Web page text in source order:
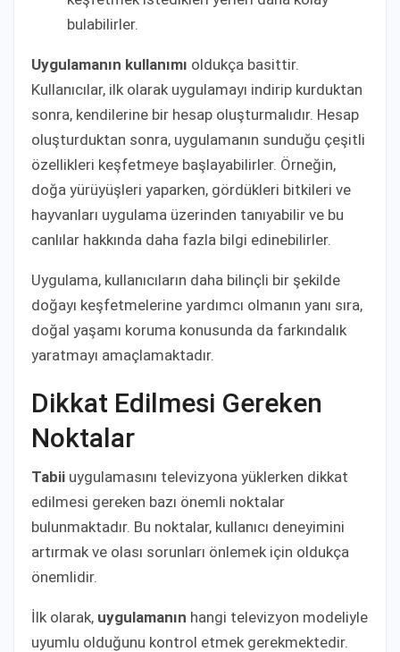
bulabilirler.
Uygulamanın kullanımı oldukça basittir.
Kullanıcılar, ilk olarak uygulamayı indirip kurduktan
sonra, kendilerine bir hesap oluşturmalıdır. Hesap
oluşturduktan sonra, uygulamanın sunduğu çeşitli
özellikleri keşfetmeye başlayabilirler. Örneğin,
doğa yürüyüşleri yaparken, gördükleri bitkileri ve
hayvanları uygulama üzerinden tanıyabilir ve bu
canlılar hakkında daha fazla bilgi edinebilirler.
Uygulama, kullanıcıların daha bilinçli bir şekilde
doğayı keşfetmelerine yardımcı olmanın yanı sıra,
doğal yaşamı koruma konusunda da farkındalık
yaratmayı amaçlamaktadır.
Dikkat Edilmesi Gereken
Noktalar
Tabii uygulamasını televizyona yüklerken dikkat
edilmesi gereken bazı önemli noktalar
bulunmaktadır. Bu noktalar, kullanıcı deneyimini
artırmak ve olası sorunları önlemek için oldukça
önemlidir.
İlk olarak, uygulamanın hangi televizyon modeliyle
uyumlu olduğunu kontrol etmek gerekmektedir.